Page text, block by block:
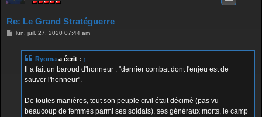
Re: Le Grand Stratéguerre
Mlun. juil. 27, 2020 07:44 am
Ryoma a écrit : ↑
Il a fait un baroud d'honneur : "dernier combat dont l'enjeu est de
sauver l'honneur".
De toutes manières, tout son peuple civil était décimé (pas vu
beaucoup de femmes parmi ses soldats), ses généraux morts, le camp